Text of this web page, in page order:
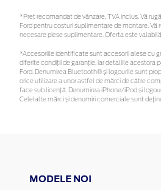
*Preţ recomandat de vânzare, TVA inclus. Vă
Ford pentru costuri suplimentare de montare. Vă
necesare piese suplimentare. Oferta este
*Accesoriile identificate sunt accesorii alese cu
diferite condiții de garanție, iar detaliile acestora
Ford. Denumirea Bluetooth® și logourile sunt
orice utilizare a unor astfel de mărci de către
face sub licență. Denumirea iPhone/iPod și
Celelalte mărci și denumiri comerciale sunt
MODELE NOI